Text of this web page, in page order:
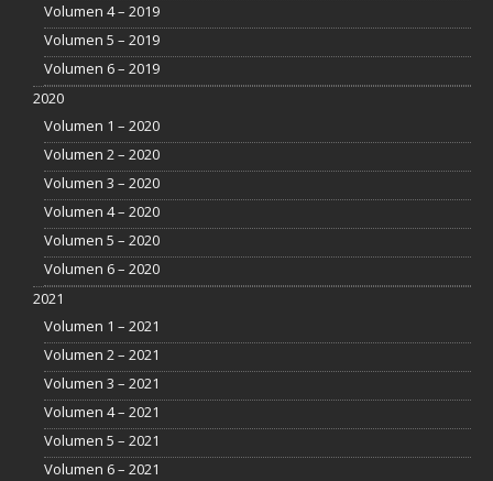
Volumen 4 – 2019
Volumen 5 – 2019
Volumen 6 – 2019
2020
Volumen 1 – 2020
Volumen 2 – 2020
Volumen 3 – 2020
Volumen 4 – 2020
Volumen 5 – 2020
Volumen 6 – 2020
2021
Volumen 1 – 2021
Volumen 2 – 2021
Volumen 3 – 2021
Volumen 4 – 2021
Volumen 5 – 2021
Volumen 6 – 2021